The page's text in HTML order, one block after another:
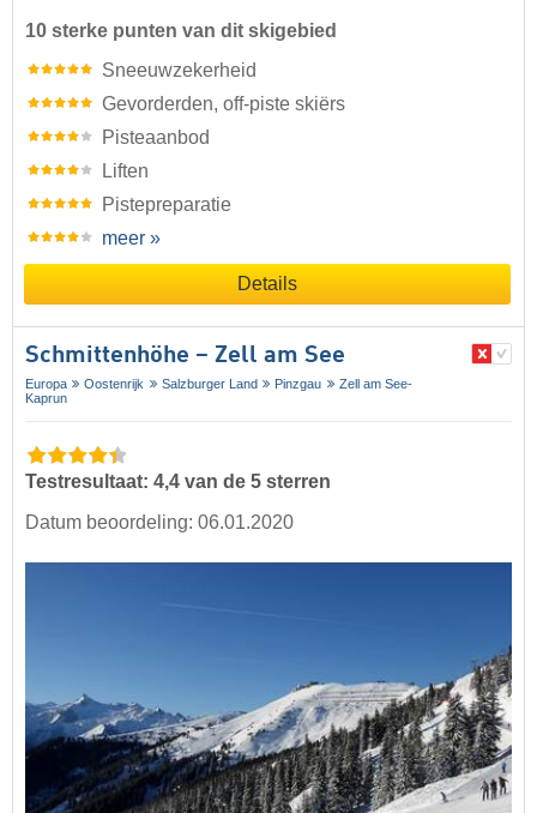
10 sterke punten van dit skigebied
Sneeuwzekerheid
Gevorderden, off-piste skiërs
Pisteaanbod
Liften
Pistepreparatie
meer »
Details
Schmittenhöhe – Zell am See
Europa Oostenrijk Salzburger Land Pinzgau
Zell am See-
Kaprun
Testresultaat: 4,4 van de 5 sterren
Datum beoordeling: 06.01.2020